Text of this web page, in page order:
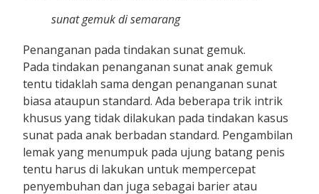
sunat gemuk di semarang
Penanganan pada tindakan sunat gemuk.
Pada tindakan penanganan sunat anak gemuk
tentu tidaklah sama dengan penanganan sunat
biasa ataupun standard. Ada beberapa trik intrik
khusus yang tidak dilakukan pada tindakan kasus
sunat pada anak berbadan standard. Pengambilan
lemak yang menumpuk pada ujung batang penis
tentu harus di lakukan untuk mempercepat
penyembuhan dan juga sebagai barier atau